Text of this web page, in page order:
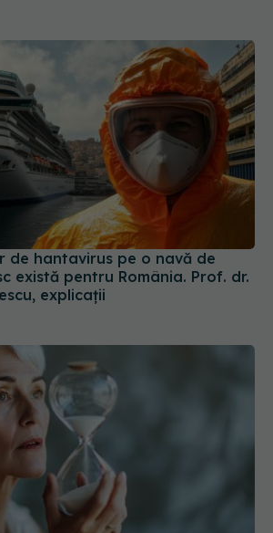
există pentru România. Prof. dr.
explicații